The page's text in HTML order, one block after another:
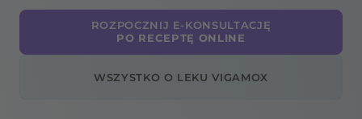
ROZPOCZNIJ E-KONSULTACJĘ
PO RECEPTĘ ONLINE
WSZYSTKO O LEKU VIGAMOX